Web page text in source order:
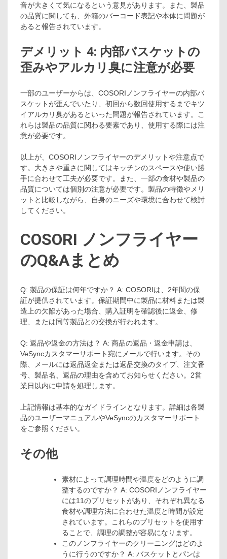
音が大きくて気になるという意見があります。また、製品
の品質に関しても、外箱のバーコード表記や本体に問題が
あると報告されています。
デメリット 4: 内部バスケットの
歪みやアルカリ臭に注意が必要
一部のユーザーからは、COSORIノンフライヤーの内部バ
スケットが歪んでいたり、初回から数回使用するまでキツ
イアルカリ臭があるといった問題が報告されています。こ
れらは製品の品質に関わる要素であり、使用する際には注
意が必要です。
以上が、COSORIノンフライヤーのデメリットや注意点で
す。大きさや重さに関してはキッチンのスペースや使い勝
手に合わせて工夫が必要です。また、一部の食材や製品の
品質については個別の注意が必要です。製品の特徴やメリ
ットと比較しながら、自身のニーズや環境に合わせて検討
してください。
COSORI ノンフライヤー
のQ&Aまとめ
Q: 製品の保証は何年ですか？ A: COSORIは、2年間の保
証が提供されています。保証期間中に製品に材料または製
造上の欠陥があった場合、購入証明を確認後に返金、修
理、または同等製品との交換が行われます。
Q: 返品や返金の方法は？ A: 商品の返品・返金申請は、
VeSyncカスタマーサポート宛にメールで行います。その
際、メールには返品返金または返品交換のタイプ、注文番
号、製品名、返品の理由を含めてお知らせください。2営
業日以内に申請を処理します。
上記情報は基本的なガイドラインとなります。詳細は各製
品のユーザーマニュアルやVeSyncのカスタマーサポート
をご参照ください。
その他
素材によって調理時間や温度をどのように調
整するのですか？ A: COSORIノンフライヤー
には11のプリセットがあり、それぞれ異なる
食材や調理方法に合わせた温度と時間が設定
されています。これらのプリセットを使用す
ることで、調理の調整が容易になります。
このノンフライヤーのクリーニングはどのよ
うに行うのですか？ A: バスケットとパンは